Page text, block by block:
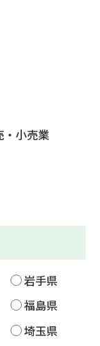
・小売業
岩手県
福島県
埼玉県